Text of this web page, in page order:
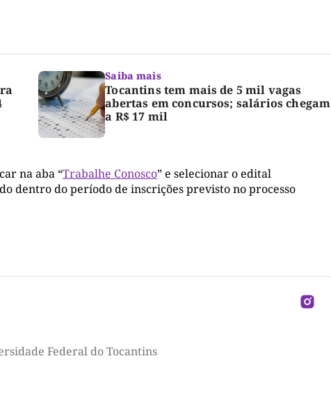
Saiba mais
Tocantins tem mais de 5 mil vagas
abertas em concursos; salários chegam
a R$ 17 mil
na aba “Trabalhe Conosco” e selecionar o edital
dentro do período de inscrições previsto no processo
Federal do Tocantins